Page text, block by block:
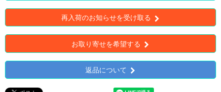
再入荷のお知らせを受け取る
お取り寄せを希望する
返品について